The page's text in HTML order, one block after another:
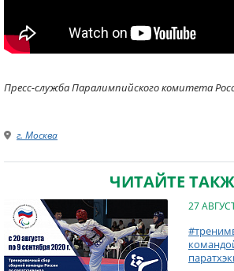
Пресс-служба Паралимпийского комитета
г. Москва
ЧИТАЙТЕ
27